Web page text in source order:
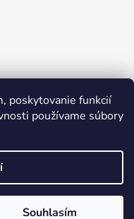
poskytovanie funkcií
používame súbory
Souhlasím
Adatelier
práva vyhrazena.